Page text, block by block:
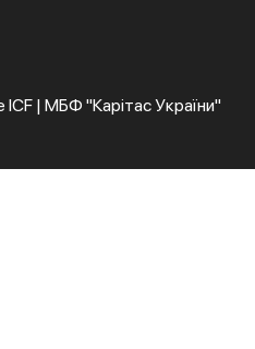
| МБФ "Карітас України"